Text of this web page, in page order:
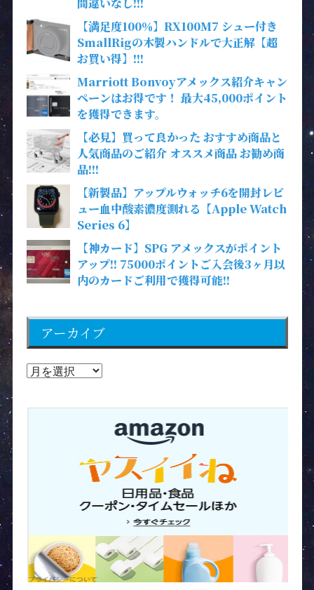
間違いなし!!!
【満足度100％】RX100M7 シュー付き
SmallRigの木製ハンドルで大正解【超
お買い得】!!!
Marriott Bonvoyアメックス紹介キャン
ペーンはお得です！ 最大45,000ポイント
を獲得できます。
【必見】買って良かった おすすめ商品と
人気商品のご紹介 オススメ商品 お勧め商
品!!!
【新製品】アップルウォッチ6を開封レビ
ュー血中酸素濃度測れる【Apple Watch
Series 6】
【神カード】SPG アメックスがポイント
アップ!! 75000ポイントご入会後3ヶ月以
内のカードご利用で獲得可能!!
アーカイブ